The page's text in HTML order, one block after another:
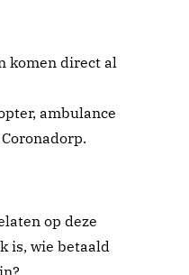
komen direct al
ambulance
op deze
is, wie betaald